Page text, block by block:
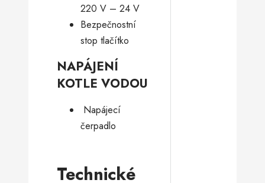
220 V – 24 V
Bezpečnostní
stop tlačítko
NAPÁJENÍ
KOTLE VODOU
­ Napájecí
čerpadlo
Technické